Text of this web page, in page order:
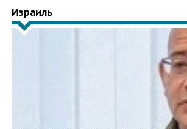
Израиль